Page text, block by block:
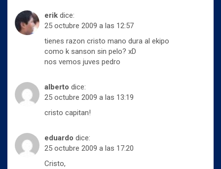
erik dice:
25 octubre 2009 a las 12:57
tienes razon cristo mano dura al ekipo
como k sanson sin pelo? xD
nos vemos juves pedro
alberto dice:
25 octubre 2009 a las 13:19
cristo capitan!
eduardo dice:
25 octubre 2009 a las 17:20
Cristo,